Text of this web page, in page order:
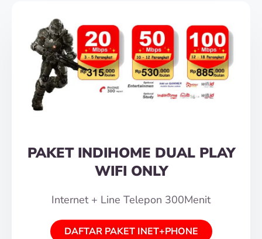
PAKET INDIHOME DUAL PLAY
WIFI ONLY
Internet + Line Telepon 300Menit
DAFTAR PAKET INET+PHONE